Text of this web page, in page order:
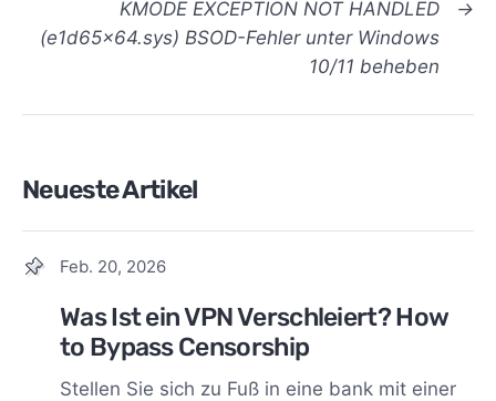
→
KMODE EXCEPTION NOT HANDLED
(e1d65x64.sys) BSOD-Fehler unter Windows
10/11 beheben
Neueste Artikel
Feb. 20, 2026
Was Ist ein VPN Verschleiert? How
to Bypass Censorship
Stellen Sie sich zu Fuß in eine bank mit einer